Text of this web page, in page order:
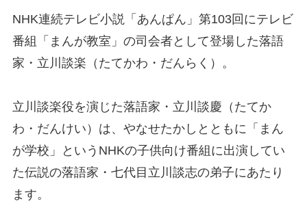
NHK連続テレビ小説「あんぱん」第103回にテレビ
番組「まんが教室」の司会者として登場した落語
家・立川談楽（たてかわ・だんらく）。
立川談楽役を演じた落語家・立川談慶（たてか
わ・だんけい）は、やなせたかしとともに「まん
が学校」というNHKの子供向け番組に出演してい
た伝説の落語家・七代目立川談志の弟子にあたり
ます。